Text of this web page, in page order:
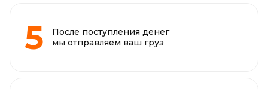
После поступления денег
мы отправляем ваш груз